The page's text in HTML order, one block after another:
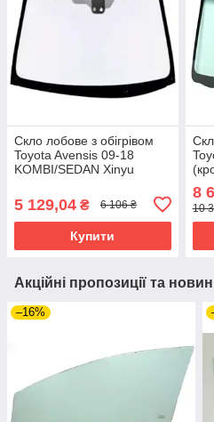
Скло лобове з обігрівом
Toyota Avensis 09-18
KOMBI/SEDAN Xinyu
5 129,04 ₴ 6 106 ₴
Купити
8
10
Акційні пропозиції та
–16%